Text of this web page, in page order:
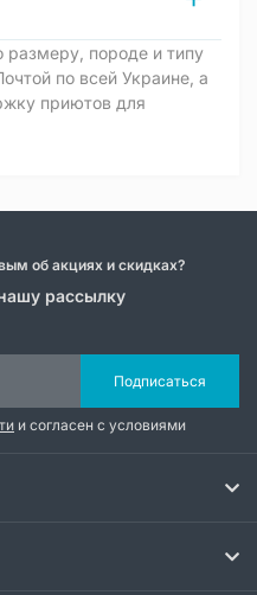
размеру, породе и типу
по всей Украине, а
приютов для
об акциях и скидках?
рассылку
Подписаться
и согласен с условиями